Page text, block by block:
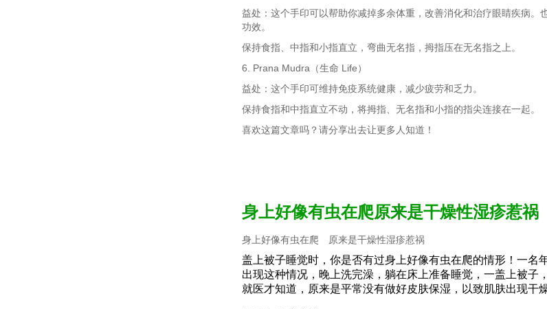
益处：这个手印可以帮助你减掉多余体重，改善消化和治疗眼睛疾病。
功效。
保持食指、中指和小指直立，弯曲无名指，拇指压在无名指之上。
6. Prana Mudra（生命 Life）
益处：这个手印可维持免疫系统健康，减少疲劳和乏力。
保持食指和中指直立不动，将拇指、无名指和小指的指尖连接在一起。
喜欢这篇文章吗？请分享出去让更多人知道！
身上好像有虫在爬原来是干燥性湿疹惹祸
身上好像有虫在爬 原来是干燥性湿疹惹祸
盖上被子睡觉时，你是否有过身上好像有虫在爬的情形！一名
出现这种情况，晚上洗完澡，躺在床上准备睡觉，一盖上被子
就医才知道，原来是平常没有做好皮肤保湿，以致肌肤出现干